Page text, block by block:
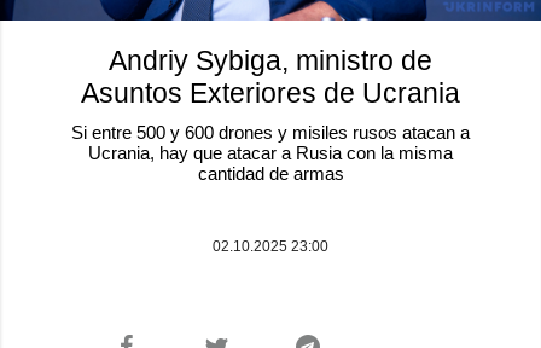
Andriy Sybiga, ministro de
Asuntos Exteriores de Ucrania
Si entre 500 y 600 drones y misiles rusos atacan a
Ucrania, hay que atacar a Rusia con la misma
cantidad de armas
02.10.2025 23:00